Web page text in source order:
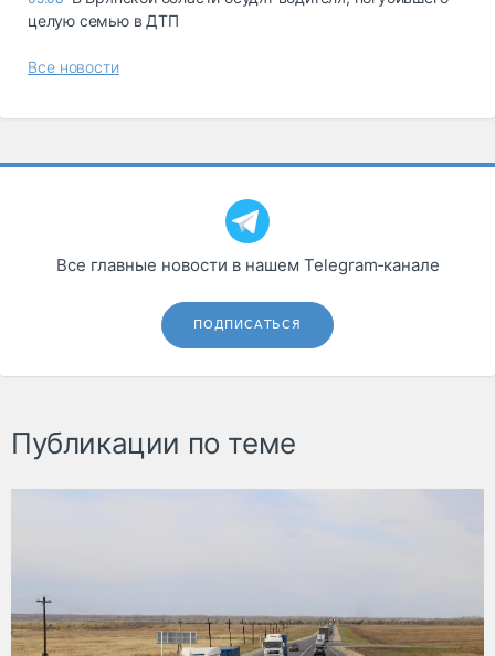
целую семью в ДТП
Все новости
Все главные новости в нашем Telegram‑канале
ПОДПИСАТЬСЯ
Публикации по теме